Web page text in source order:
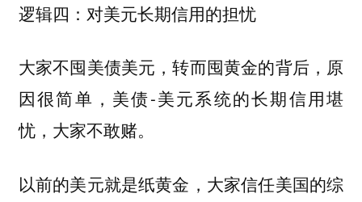
逻辑四：对美元长期信用的担忧
大家不囤美债美元，转而囤黄金的背后，原
因很简单，美债-美元系统的长期信用堪
忧，大家不敢赌。
以前的美元就是纸黄金，大家信任美国的综